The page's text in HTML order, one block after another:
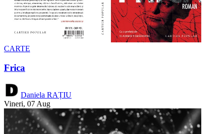
CARTE
Frica
Daniela RAȚIU
Vineri, 07 Aug